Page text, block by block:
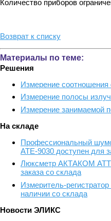
Количество приборов
Возврат к списку
Материалы по теме:
Решения
Измерение соотношения
Измерение полосы
Измерение занимаемой
На складе
Профессиональный
АТЕ-9030 доступен для
Люксметр АКТАКОМ АТТ-
заказа со склада
Измеритель-
наличии со склада
Новости ЭЛИКС